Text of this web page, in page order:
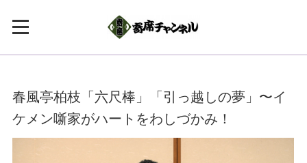
春風亭柏枝「六尺棒」「引っ越しの夢」〜イ
ケメン噺家がハートをわしづかみ！